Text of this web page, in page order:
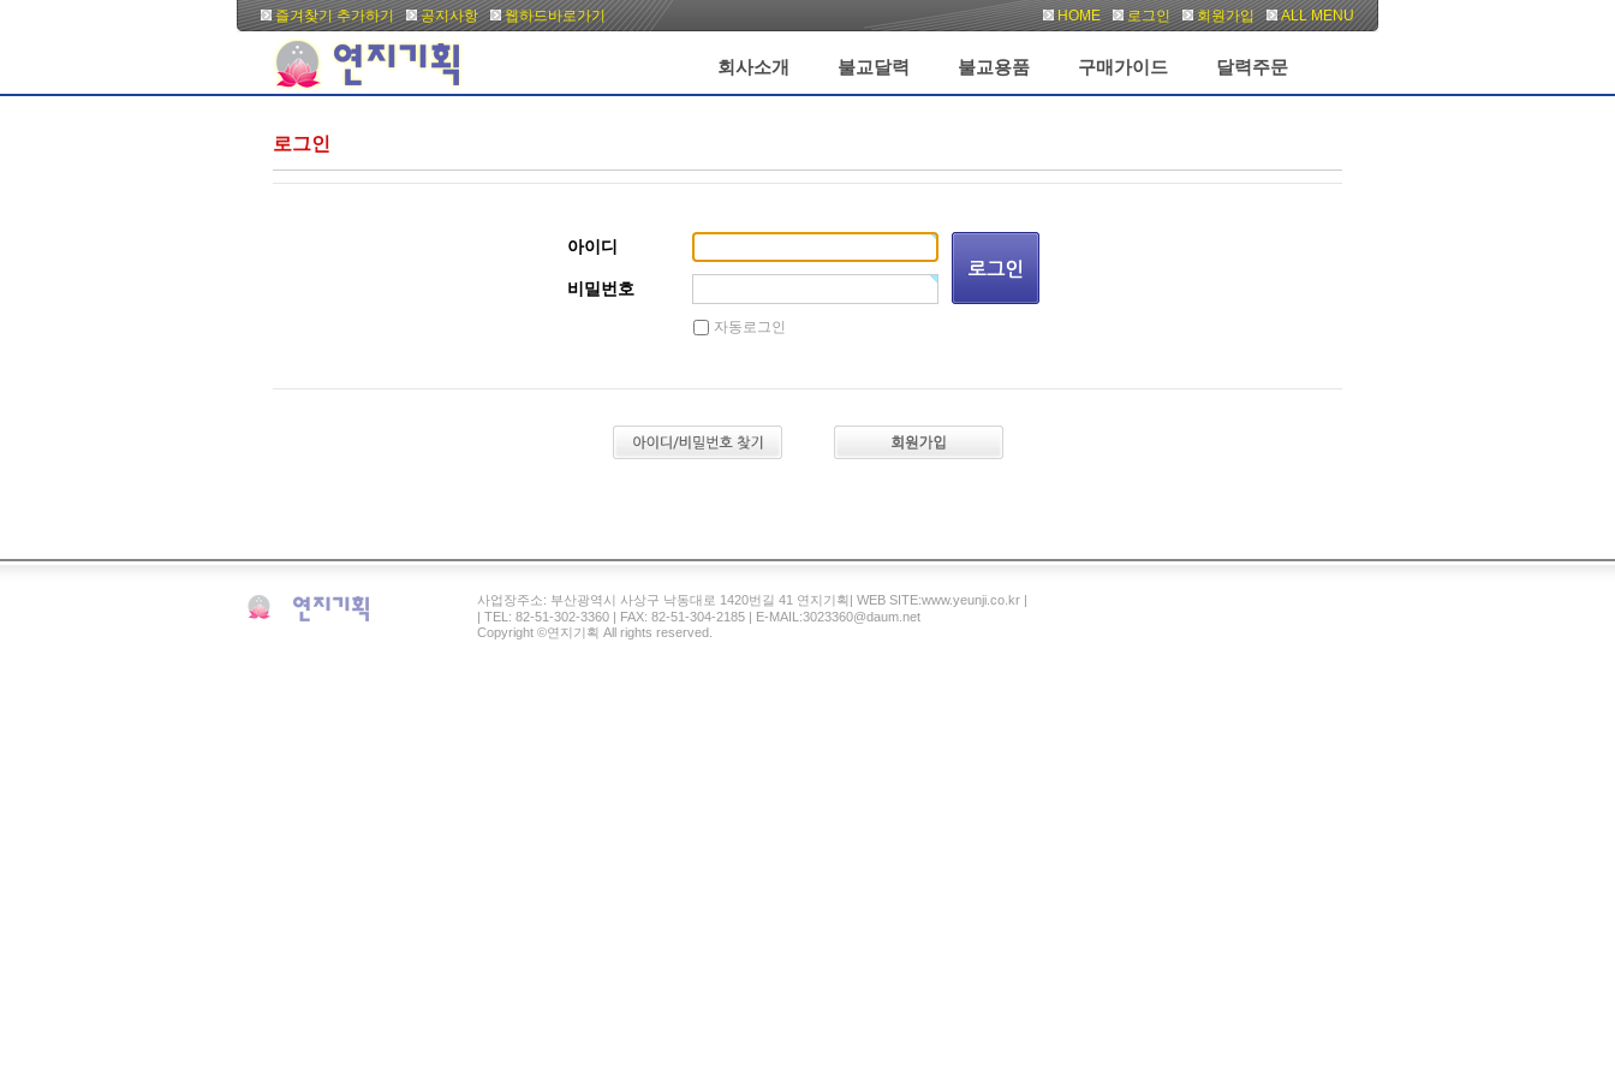
즐겨찾기 추가하기 공지사항 웹하드바로가기 HOME 로그인 회원가입 ALL MENU
회사소개 불교달력 불교용품 구매가이드 달력주문
로그인
아이디
비밀번호
자동로그인
사업장주소: 부산광역시 사상구 낙동대로 1420번길 41 연지기획| WEB SITE:www.yeunji.co.kr |
| TEL: 82-51-302-3360 | FAX: 82-51-304-2185 | E-MAIL:3023360@daum.net
Copyright ©연지기획 All rights reserved.